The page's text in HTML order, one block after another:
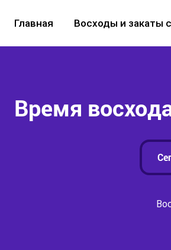
Главная Восходы и закаты
Время